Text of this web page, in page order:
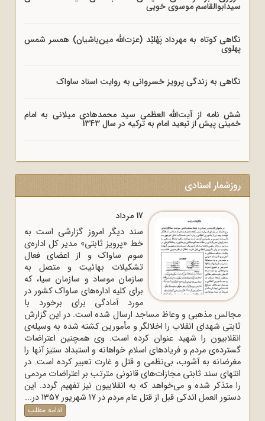
سیدابوالقاسم موسوی خویی
نگاهی کوتاه به مهرداد پَهْلبُد (عزت‌الله مین‌باشیان) همسر شمس
پهلوی
نگاهی به زندگی پرویز خسروانی به روایت اسناد ساواک
شش نامه از آیت‌الله العظمی سید محمدهادی میلانی به امام
خمینی پیش از تبعید امام به ترکیه در سال 1343
روزشمار اسنادی
17 مرداد
سند دیگر امروز گزارشی است به
خط «پرویز ثابتی» مدیر کل اداره‌ی
سوم ساواک و از اعضای فعال
تشکیلات بهائیت و متصل به
سازمان موساد و سازمان سیا، که
برای کلیه اداره‌های ساواک‌ کشور در
مورد آمادگی برای برخورد با
مجالس مذهبی و وعاظ مساجد ارسال شده است. در این گزارش
ثابتی شهدای انقلاب را اخلالگر و مأمورین کشته شده به وسیله‌ی
انقلابیون را شهید عنوان کرده است. وی همچنین اعتراضات
گسترده‌ی مردم و فریادهای اسلام خواهانه و استبداد ستیز آنها را
مغرضانه به آشوب، بی‌نظمی و قتل و غارت تعبیر کرده است. در
انتهای سند ثابتی مجازات‌های قانونی مترتب بر اعتراضات مردمی
را متذکر شده و می‌خواهد که به انقلابیون نیز تفهیم گردد. این
دستور العمل اندکی قبل از قتل عام مردم در 17 شهریور 1357 در...
ادامه مطلب